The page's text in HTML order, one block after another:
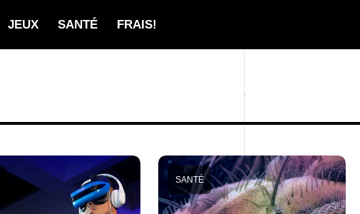
JEUX SANTÉ FRAIS!
SANTÉ